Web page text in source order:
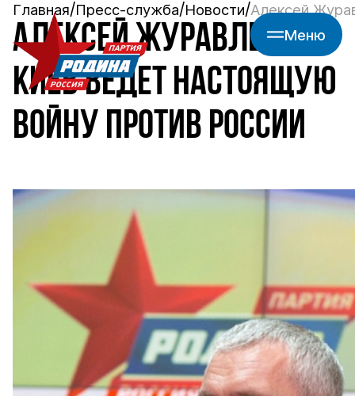
Меню
Главная Пресс-служба Новости Алексей
АЛЕКСЕЙ ЖУРАВЛЕВ:
КИЕВ ВЕДЕТ НАСТОЯЩУЮ
ВОЙНУ ПРОТИВ РОССИИ